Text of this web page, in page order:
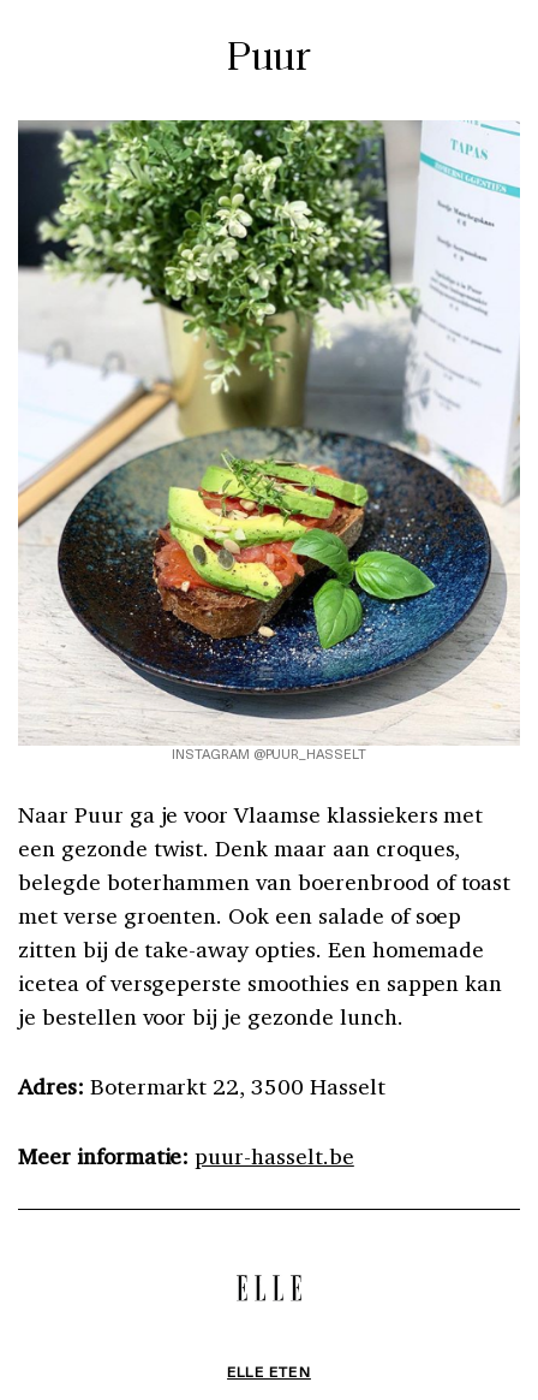
Puur
INSTAGRAM @PUUR_HASSELT
Naar Puur ga je voor Vlaamse klassiekers met
een gezonde twist. Denk maar aan croques,
belegde boterhammen van boerenbrood of toast
met verse groenten. Ook een salade of soep
zitten bij de take-away opties. Een homemade
icetea of versgeperste smoothies en sappen kan
je bestellen voor bij je gezonde lunch.
Adres: Botermarkt 22, 3500 Hasselt
Meer informatie:puur-hasselt.be
ELLE ETEN